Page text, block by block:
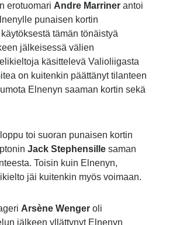
erotuomari Andre Marrinerantoi
punaisen kortin
tämän tönäistyä
jälkeisessä välien
käsittelevä Valioliigasta
on kuitenkin päättänyt tilanteen
Elnenyn saaman kortin sekä
toi suoran punaisen kortin
Jack Stephensillesaman
Toisin kuin Elnenyn,
jäi kuitenkin myös voimaan.
Arsène Wengeroli
jälkeen yllättynyt Elnenyn